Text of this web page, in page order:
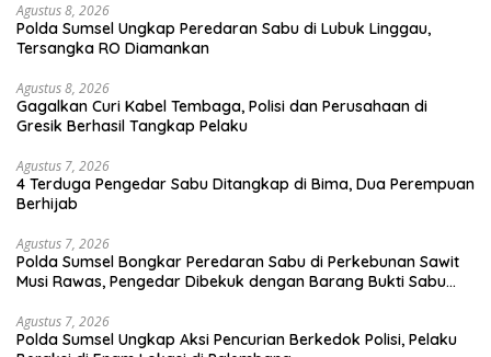
Agustus 8, 2026
Polda Sumsel Ungkap Peredaran Sabu di Lubuk Linggau,
Tersangka RO Diamankan
Agustus 8, 2026
Gagalkan Curi Kabel Tembaga, Polisi dan Perusahaan di
Gresik Berhasil Tangkap Pelaku
Agustus 7, 2026
4 Terduga Pengedar Sabu Ditangkap di Bima, Dua Perempuan
Berhijab
Agustus 7, 2026
Polda Sumsel Bongkar Peredaran Sabu di Perkebunan Sawit
Musi Rawas, Pengedar Dibekuk dengan Barang Bukti Sabu
Agustus 7, 2026
Polda Sumsel Ungkap Aksi Pencurian Berkedok Polisi, Pelaku